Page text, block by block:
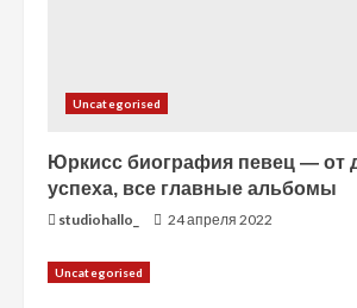
Uncategorised
Юркисс биография певец — от
успеха, все главные альбомы
studiohallo_ 24 апреля 2022
Uncategorised